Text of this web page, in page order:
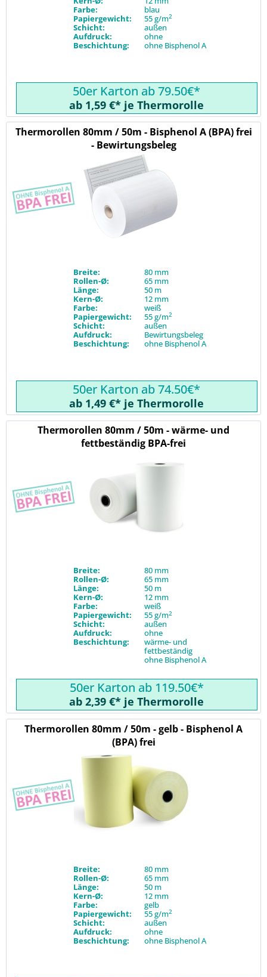
Farbe:
blau
Papiergewicht:
55 g/m2
Schicht:
außen
Aufdruck:
ohne
Beschichtung:
ohne Bisphenol A
50er Karton ab 79.50€*
ab 1,59 €* je Thermorolle
Thermorollen 80mm / 50m - Bisphenol A (BPA) frei
- Bewirtungsbeleg
Breite:
80 mm
Rollen-Ø:
65 mm
Länge:
50 m
Kern-Ø:
12 mm
Farbe:
weiß
Papiergewicht:
55 g/m2
Schicht:
außen
Aufdruck:
Bewirtungsbeleg
Beschichtung:
ohne Bisphenol A
50er Karton ab 74.50€*
ab 1,49 €* je Thermorolle
Thermorollen 80mm / 50m - wärme- und
fettbeständig BPA-frei
Breite:
80 mm
Rollen-Ø:
65 mm
Länge:
50 m
Kern-Ø:
12 mm
Farbe:
weiß
Papiergewicht:
55 g/m2
Schicht:
außen
Aufdruck:
ohne
Beschichtung:
wärme- und
fettbeständig
ohne Bisphenol A
50er Karton ab 119.50€*
ab 2,39 €* je Thermorolle
Thermorollen 80mm / 50m - gelb - Bisphenol A
(BPA) frei
Breite:
80 mm
Rollen-Ø:
65 mm
Länge:
50 m
Kern-Ø:
12 mm
Farbe:
gelb
Papiergewicht:
55 g/m2
Schicht:
außen
Aufdruck:
ohne
Beschichtung:
ohne Bisphenol A